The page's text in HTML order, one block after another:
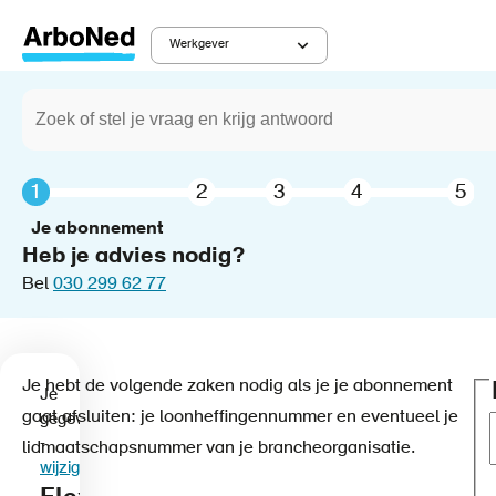
Main
navigation
Werkgever
Je abonnement
Je abonnement
Heb je advies nodig?
Bel 030 299 62 77
Je
gegevens
-
wijzigen
Je hebt de volgende zaken nodig als je je abonnement
gaat afsluiten: je loonheffingennummer en eventueel je
lidmaatschapsnummer van je brancheorganisatie.